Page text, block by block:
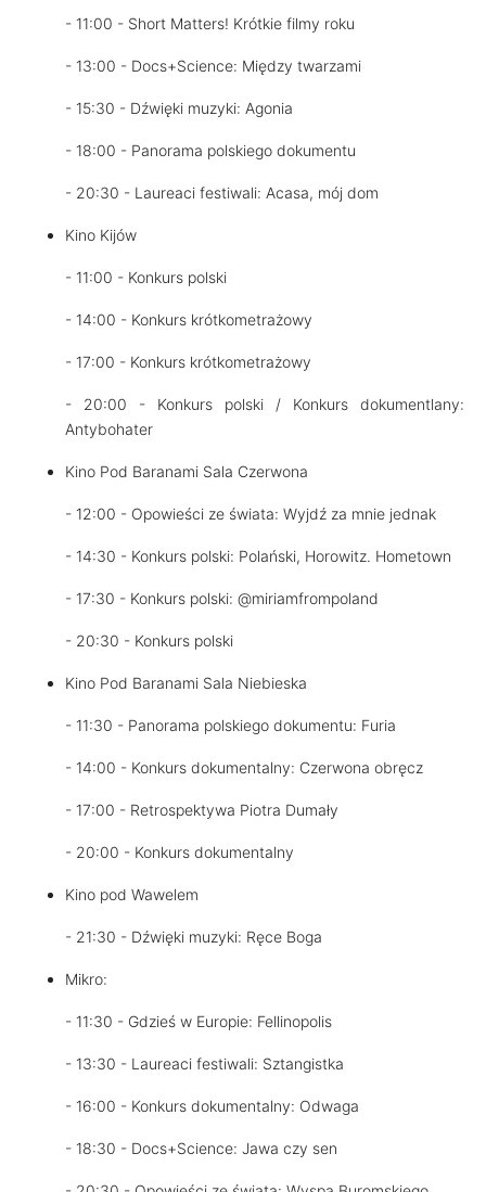
- 11:00 - Short Matters! Krótkie filmy roku
- 13:00 - Docs+Science: Między twarzami
- 15:30 - Dźwięki muzyki: Agonia
- 18:00 - Panorama polskiego dokumentu
- 20:30 - Laureaci festiwali: Acasa, mój dom
Kino Kijów
- 11:00 - Konkurs polski
- 14:00 - Konkurs krótkometrażowy
- 17:00 - Konkurs krótkometrażowy
- 20:00 - Konkurs polski / Konkurs dokumentlany:
Antybohater
Kino Pod Baranami Sala Czerwona
- 12:00 - Opowieści ze świata: Wyjdź za mnie jednak
- 14:30 - Konkurs polski: Polański, Horowitz. Hometown
- 17:30 - Konkurs polski: @miriamfrompoland
- 20:30 - Konkurs polski
Kino Pod Baranami Sala Niebieska
- 11:30 - Panorama polskiego dokumentu: Furia
- 14:00 - Konkurs dokumentalny: Czerwona obręcz
- 17:00 - Retrospektywa Piotra Dumały
- 20:00 - Konkurs dokumentalny
Kino pod Wawelem
- 21:30 - Dźwięki muzyki: Ręce Boga
Mikro:
- 11:30 - Gdzieś w Europie: Fellinopolis
- 13:30 - Laureaci festiwali: Sztangistka
- 16:00 - Konkurs dokumentalny: Odwaga
- 18:30 - Docs+Science: Jawa czy sen